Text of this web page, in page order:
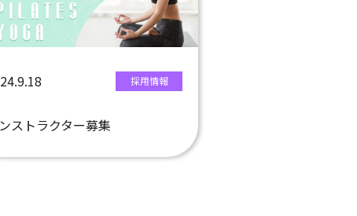
採用情報
ストラクター募集